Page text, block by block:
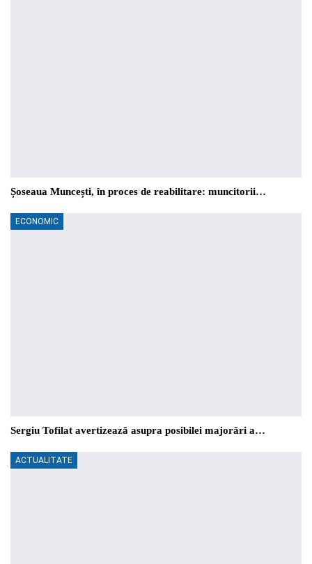
Șoseaua Muncești, în proces de reabilitare: muncitorii…
ECONOMIC
Sergiu Tofilat avertizează asupra posibilei majorări a…
ACTUALITATE